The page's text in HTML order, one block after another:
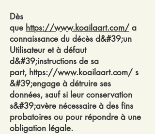
Dès
que https://www.koailaart.com/ a
connaissance du décès d&#39;un
Utilisateur et à défaut
d&#39;instructions de sa
part, https://www.koailaart.com/ s
&#39;engage à détruire ses
données, sauf si leur conservation
s&#39;avère nécessaire à des fins
probatoires ou pour répondre à une
obligation légale.